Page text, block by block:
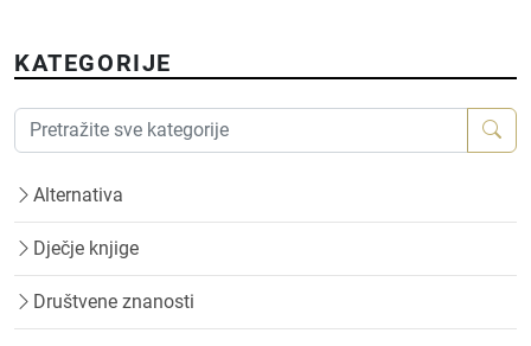
KATEGORIJE
Alternativa
Dječje knjige
Društvene znanosti